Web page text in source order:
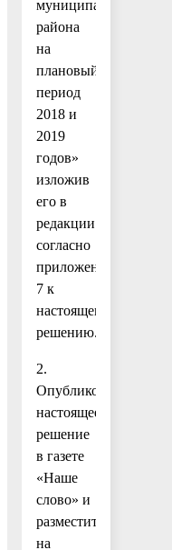
муниципального
района
на
плановый
период
2018 и
2019
годов»
изложив
его в
редакции
согласно
приложению
7 к
настоящему
решению.
2.
Опубликовать
настоящее
решение
в газете
«Наше
слово» и
разместить
на